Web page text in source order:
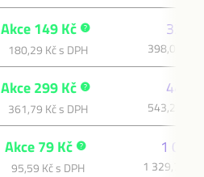
Akce 149 Kč
180,29 Kč s DPH
329
398,09 Kč
Akce 299 Kč
361,79 Kč s DPH
449
543,29 Kč
Akce 79 Kč
95,59 Kč s DPH
1 099
1 329,79 Kč